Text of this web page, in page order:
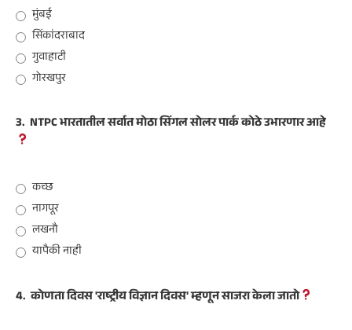
मुंबई
सिंकांदराबाद
गुवाहाटी
गोरखपुर
3. NTPC भारतातील सर्वात मोठा सिंगल सोलर पार्क कोठे उभारणार आहे
कच्छ
नागपूर
लखनौ
यापैकी नाही
4. कोणता दिवस 'राष्ट्रीय विज्ञान दिवस' म्हणून साजरा केला जातो